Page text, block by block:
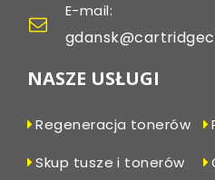
E-mail:
NASZE USŁUGI
Regeneracja tonerów
Skup tusze i tonerów